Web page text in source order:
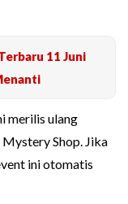
11 Juni
merilis ulang
Shop. Jika
ini otomatis